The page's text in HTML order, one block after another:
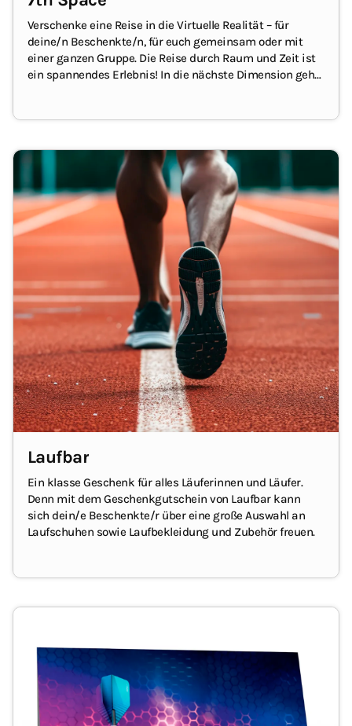
Verschenke eine Reise in die Virtuelle Realität – für
deine/n Beschenkte/n, für euch gemeinsam oder mit
einer ganzen Gruppe. Die Reise durch Raum und Zeit ist
ein spannendes Erlebnis! In die nächste Dimension geht
Laufbar
Ein klasse Geschenk für alles Läuferinnen und Läufer.
Denn mit dem Geschenkgutschein von Laufbar kann
sich dein/e Beschenkte/r über eine große Auswahl an
Laufschuhen sowie Laufbekleidung und Zubehör freuen.